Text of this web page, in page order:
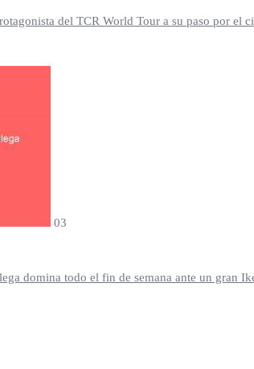
del TCR World Tour a su paso por el
03
domina todo el fin de semana ante un gran